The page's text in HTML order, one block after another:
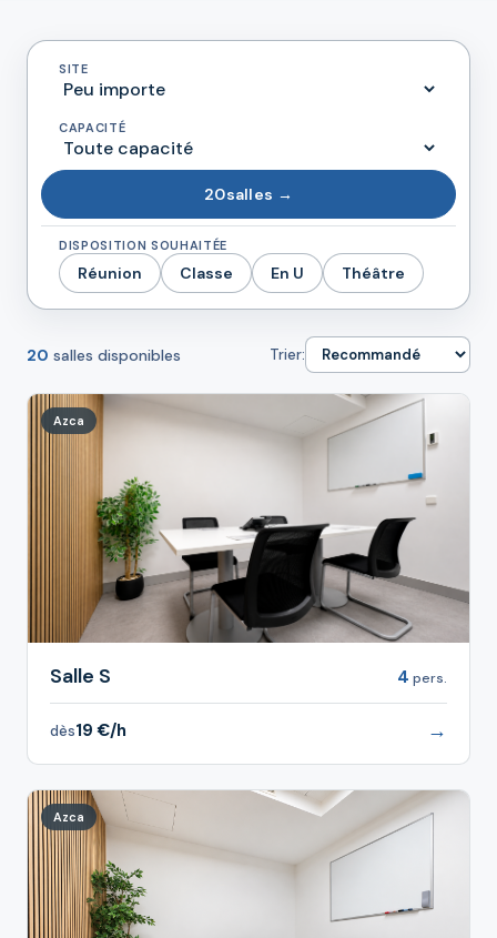
SITE
CAPACITÉ
20salles →
DISPOSITION SOUHAITÉE
Réunion Classe En U Théâtre
20 salles disponibles Trier:
Azca
Salle S 4 pers.
dès19 €/h →
Azca